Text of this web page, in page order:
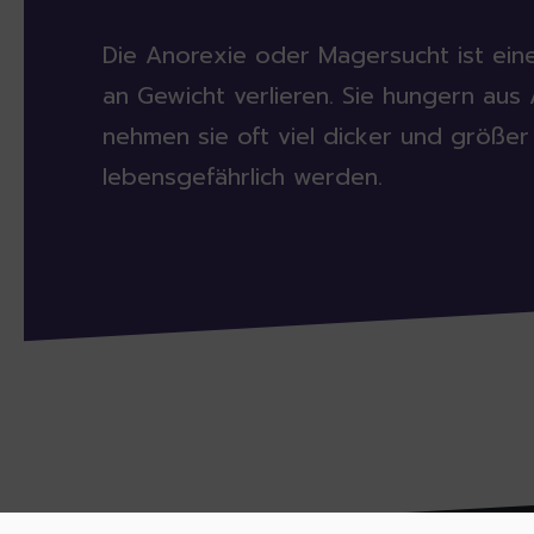
Die Anorexie oder Magersucht ist
an Gewicht verlieren. Sie hungern
nehmen sie oft viel dicker und
lebensgefährlich werden.